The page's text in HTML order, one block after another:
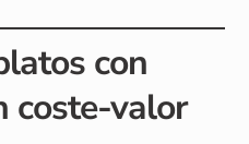
con
coste-valor